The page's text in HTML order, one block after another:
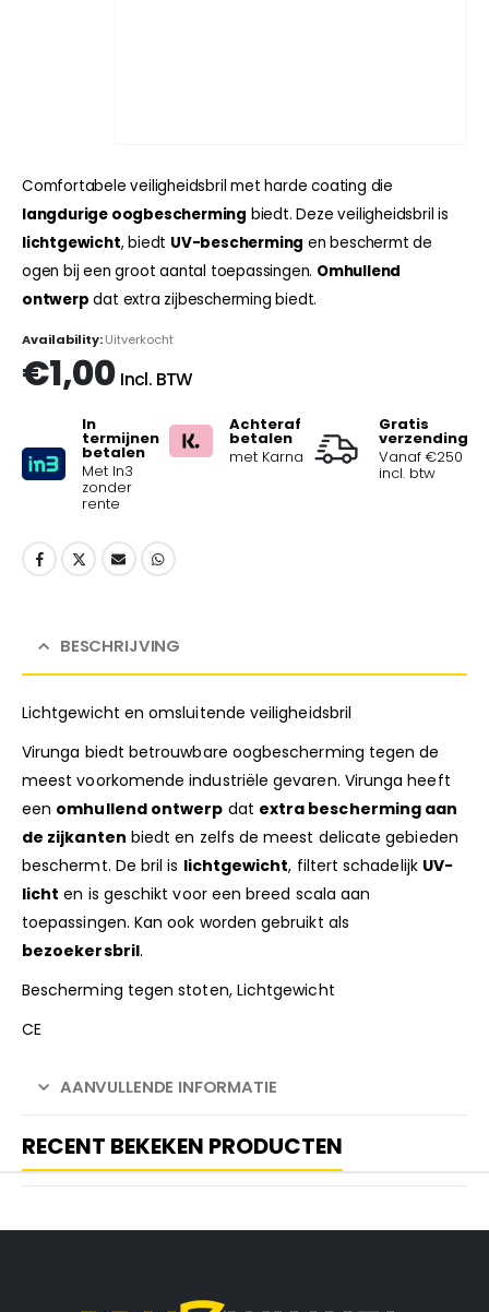
Comfortabele veiligheidsbril met harde coating die
langdurige oogbescherming biedt. Deze veiligheidsbril is
lichtgewicht, biedt UV-bescherming en beschermt de
ogen bij een groot aantal toepassingen. Omhullend
ontwerp dat extra zijbescherming biedt.
Availability:Uitverkocht
€1,00 Incl. BTW
In
termijnen
betalen
Met In3
zonder
rente
Achteraf
betalen
met Karna
Gratis
verzending
Vanaf €250
incl. btw
BESCHRIJVING
Lichtgewicht en omsluitende veiligheidsbril
Virunga biedt betrouwbare oogbescherming tegen de
meest voorkomende industriële gevaren. Virunga heeft
een omhullend ontwerp dat extra bescherming aan
de zijkanten biedt en zelfs de meest delicate gebieden
beschermt. De bril is lichtgewicht, filtert schadelijk UV-
licht en is geschikt voor een breed scala aan
toepassingen. Kan ook worden gebruikt als
bezoekersbril.
Bescherming tegen stoten, Lichtgewicht
CE
AANVULLENDE INFORMATIE
RECENT BEKEKEN PRODUCTEN